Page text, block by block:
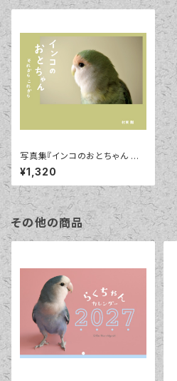
写真集『インコのおとちゃん そ
れから これから』（小学館）著者
サイン可
¥1,320
その他の商品